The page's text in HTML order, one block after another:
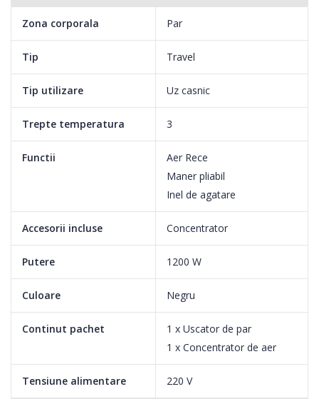
Uscare delicata la 1200 W pentru rezultate frumoase
Acest uscator de par de 1200 W creeaza un flux de aer optim si
o putere de uscare delicata, pentru un par frumos in fiecare zi.
3 setari uscare selectate in prealabil pt nevoi diferite
Acest uscator de par compact iti ofera 3 setari preselectate de
temperatura si viteza, pentru uscare cu aer rece, ingrijire sau
Zona corporala Par
Tip Travel
Tip utilizare Uz casnic
Trepte temperatura 3
Functii
Aer Rece
Maner pliabil
Inel de agatare
Accesorii incluse Concentrator
Putere 1200 W
Culoare Negru
Continut pachet
1 x Uscator de par
1 x Concentrator de aer
Tensiune alimentare 220 V